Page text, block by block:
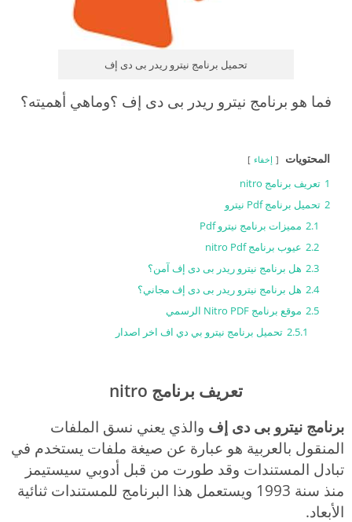
تحميل برنامج نيترو ريدر بى دى إف
فما هو برنامج نيترو ريدر بى دى إف ؟وماهي أهميته؟
المحتويات إخفاء
1 تعريف برنامج nitro
2 تحميل برنامج Pdf نيترو
2.1 مميزات برنامج نيترو Pdf
2.2 عيوب برنامج nitro Pdf
2.3 هل برنامج نيترو ريدر بى دى إف آمن؟
2.4 هل برنامج نيترو ريدر بى دى إف مجاني؟
2.5 موقع برنامج Nitro PDF الرسمي
2.5.1 تحميل برنامج نيترو بي دي اف اخر اصدار
تعريف برنامج nitro
برنامج نيترو بى دى إف والذي يعني نسق الملفات
المنقول بالعربية هو عبارة عن صيغة ملفات يستخدم في
تبادل المستندات وقد طورت من قبل أدوبي سيستيمز
منذ سنة 1993 ويستعمل هذا البرنامج للمستندات ثنائية
الأبعاد.